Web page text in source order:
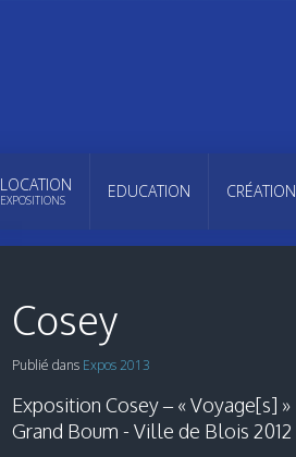
LOCATION
EXPOSITIONS EDUCATION CRÉATION
Cosey
Publié dans Expos 2013
Exposition Cosey – « Voyage[s] »
Grand Boum - Ville de Blois 2012